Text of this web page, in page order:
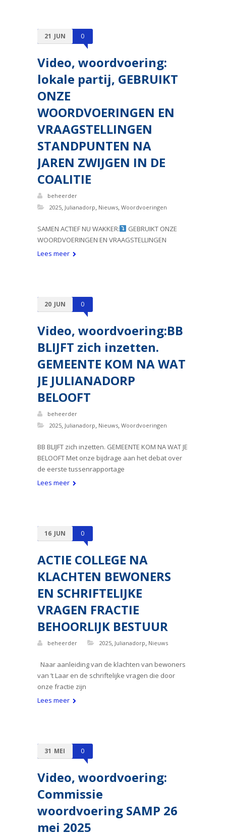
21 JUN 0
Video, woordvoering:
lokale partij, GEBRUIKT
ONZE
WOORDVOERINGEN EN
VRAAGSTELLINGEN
STANDPUNTEN NA
JAREN ZWIJGEN IN DE
COALITIE
beheerder
2025, Julianadorp, Nieuws, Woordvoeringen
SAMEN ACTIEF NU WAKKER:
GEBRUIKT ONZE
WOORDVOERINGEN EN VRAAGSTELLINGEN
Lees meer
20 JUN 0
Video, woordvoering:BB
BLIJFT zich inzetten.
GEMEENTE KOM NA WAT
JE JULIANADORP
BELOOFT
beheerder
2025, Julianadorp, Nieuws, Woordvoeringen
BB BLIJFT zich inzetten. GEMEENTE KOM NA WAT JE
BELOOFT Met onze bijdrage aan het debat over
de eerste tussenrapportage
Lees meer
16 JUN 0
ACTIE COLLEGE NA
KLACHTEN BEWONERS
EN SCHRIFTELIJKE
VRAGEN FRACTIE
BEHOORLIJK BESTUUR
beheerder 2025, Julianadorp, Nieuws
Naar aanleiding van de klachten van bewoners
van ’t Laar en de schriftelijke vragen die door
onze fractie zijn
Lees meer
31 MEI 0
Video, woordvoering:
Commissie
woordvoering SAMP 26
mei 2025